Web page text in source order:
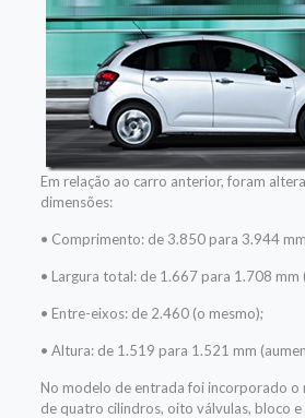
Em relação ao carro anterior, foram
dimensões:
• Comprimento: de 3.850 para 3.944
• Largura total: de 1.667 para 1.708 mm
• Entre-eixos: de 2.460 (o mesmo);
• Altura: de 1.519 para 1.521 mm
No modelo de entrada foi incorporado o
de quatro cilindros, oito válvulas, bloco